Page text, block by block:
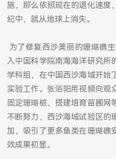
施，那么依照现在的退化速度
纪中，就从地球上消失。
为了修复西沙美丽的珊瑚礁
入中国科学院南海海洋研究所
学科组，在中国西沙海域开始
实验工作。张浴阳用视频向观
固定珊瑚桩、搭建培育苗圃网
不断努力，西沙海域试验区的
加，吸引了更多鱼类在珊瑚礁
效成果初显。